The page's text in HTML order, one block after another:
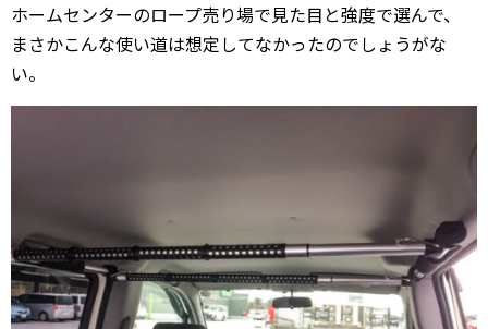
ホームセンターのロープ売り場で見た目と強度で選んで、
まさかこんな使い道は想定してなかったのでしょうがな
い。